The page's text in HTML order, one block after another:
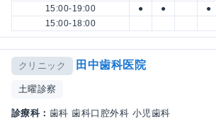
15:00-19:00
● ● ●
15:00-18:00
クリニック 田中歯科医院
土曜診察
診療科： 歯科 歯科口腔外科 小児歯科